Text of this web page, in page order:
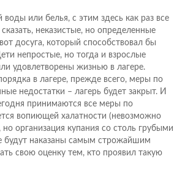
или белья, с этим здесь как раз все
неказистые, но определенные
досуга, который способствовал бы
непростые, но тогда и взрослые
удовлетворены жизнью в лагере.
в лагере, прежде всего, меры по
недостатки – лагерь будет закрыт. И
принимаются все меры по
вопиющей халатности (невозможно
организация купания со столь грубыми
будут наказаны самым строжайшим
свою оценку тем, кто проявил такую